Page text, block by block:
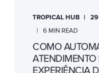
TROPICAL HUB
29
6 MIN READ
COMO
ATENDIMENTO
EXPERIÊNCIA